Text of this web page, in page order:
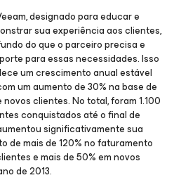
designado para educar e
sua experiência aos clientes,
do que o parceiro precisa e
para essas necessidades. Isso
um crescimento anual estável
um aumento de 30% na base de
clientes. No total, foram 1.100
conquistados até o final de
significativamente sua
de mais de 120% no faturamento
e mais de 50% em novos
de 2013.